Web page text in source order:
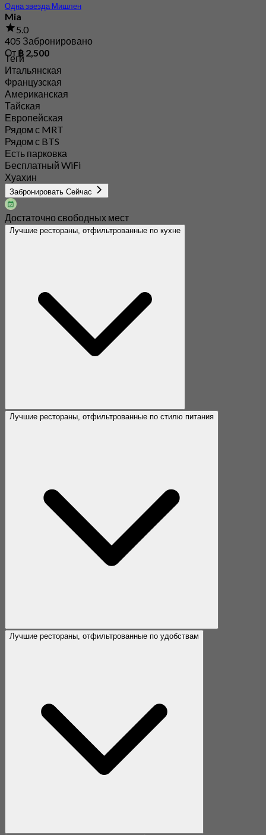
Одна звезда Мишлен
Mia
5.0
405 Забронировано
От ฿ 2,500
Теги
Итальянская
Французская
Американская
Тайская
Европейская
Рядом с MRT
Рядом с BTS
Есть парковка
Бесплатный WiFi
Хуахин
Забронировать Сейчас
Достаточно свободных мест
Лучшие рестораны, отфильтрованные по кухне
Лучшие рестораны, отфильтрованные по стилю питания
Лучшие рестораны, отфильтрованные по удобствам